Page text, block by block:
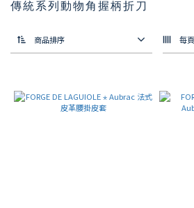
傳統系列動物角握柄折刀
商品排序 每